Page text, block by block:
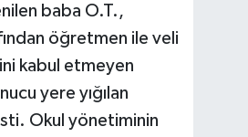
baba O.T.,
öğretmen ile veli
kabul etmeyen
yere yığılan
Okul yönetiminin